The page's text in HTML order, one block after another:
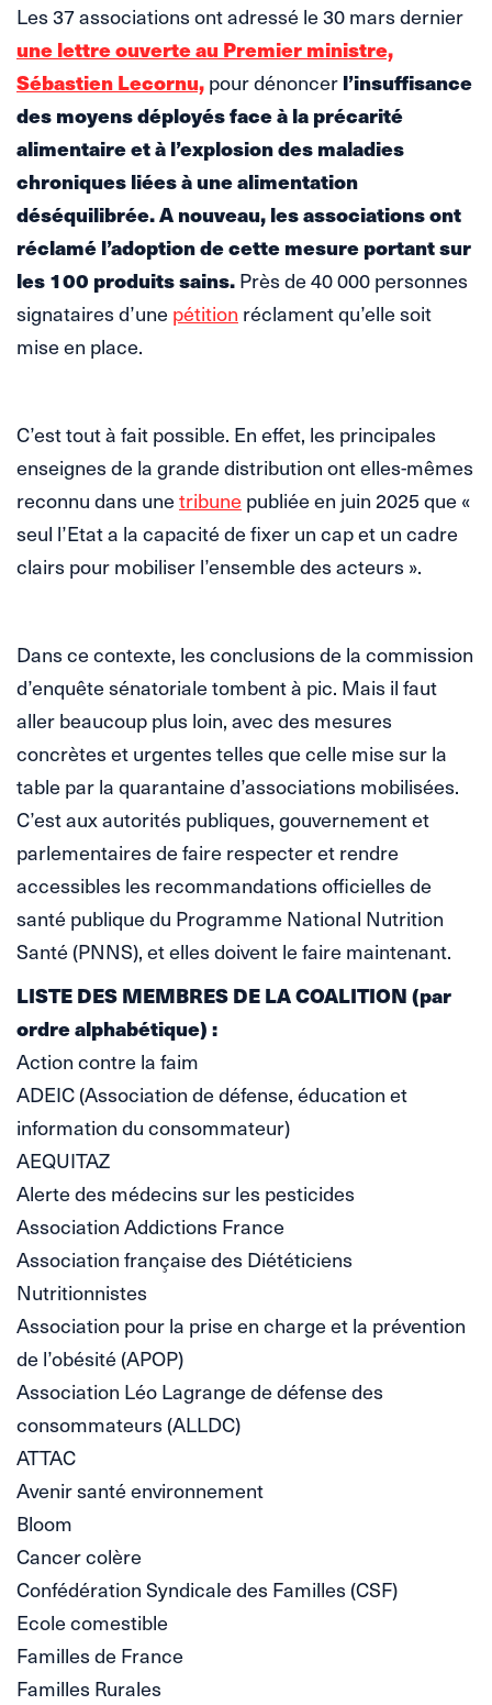
Les 37 associations ont adressé le 30 mars dernier
une lettre ouverte au Premier ministre,
Sébastien Lecornu,pour dénoncerl’insuffisance
des moyens déployés face à la précarité
alimentaire et à l’explosion des maladies
chroniques liées à une alimentation
déséquilibrée. A nouveau, les associations ont
réclamé l’adoption de cette mesure portant sur
les 100 produits sains.Près de 40 000 personnes
signataires d’unepétition réclament qu’elle soit
mise en place.
C’est tout à fait possible. En effet, les principales
enseignes de la grande distribution ont elles-mêmes
reconnu dans unetribune publiée en juin 2025 que «
seul l’Etat a la capacité de fixer un cap et un cadre
clairs pour mobiliser l’ensemble des acteurs ».
Dans ce contexte, les conclusions de la commission
d’enquête sénatoriale tombent à pic. Mais il faut
aller beaucoup plus loin, avec des mesures
concrètes et urgentes telles que celle mise sur la
table par la quarantaine d’associations mobilisées.
C’est aux autorités publiques, gouvernement et
parlementaires de faire respecter et rendre
accessibles les recommandations officielles de
santé publique du Programme National Nutrition
Santé (PNNS), et elles doivent le faire maintenant.
LISTE DES MEMBRES DE LA COALITION (par
ordre alphabétique) :
Action contre la faim
ADEIC (Association de défense, éducation et
information du consommateur)
AEQUITAZ
Alerte des médecins sur les pesticides
Association Addictions France
Association française des Diététiciens
Nutritionnistes
Association pour la prise en charge et la prévention
de l’obésité (APOP)
Association Léo Lagrange de défense des
consommateurs (ALLDC)
ATTAC
Avenir santé environnement
Bloom
Cancer colère
Confédération Syndicale des Familles (CSF)
Ecole comestible
Familles de France
Familles Rurales